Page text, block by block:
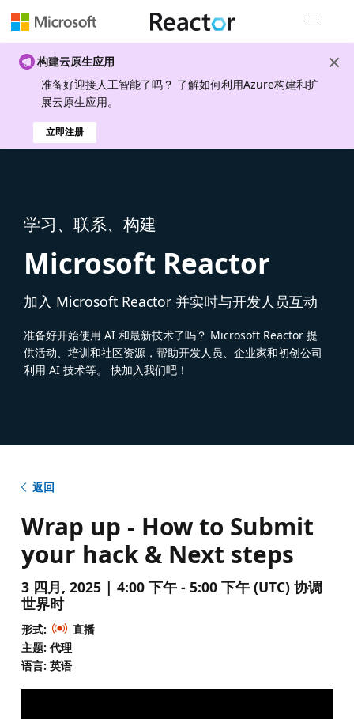
构建云原生应用
准备好迎接人工智能了吗？ 了解如何利用Azure构建和扩
展云原生应用。
立即注册
学习、联系、构建
Microsoft Reactor
加入 Microsoft Reactor 并实时与开发人员互动
准备好开始使用 AI 和最新技术了吗？ Microsoft Reactor 提
供活动、培训和社区资源，帮助开发人员、企业家和初创公司
利用 AI 技术等。 快加入我们吧！
返回
Wrap up - How to Submit
your hack & Next steps
3 四月, 2025 | 4:00 下午 - 5:00 下午 (UTC) 协调
世界时
形式:
直播
主题: 代理
语言: 英语